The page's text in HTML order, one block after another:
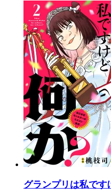
グランプリは私です